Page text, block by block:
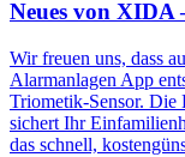
Neues von
Wir freuen uns, dass
Alarmanlagen App
Triometik-Sensor. Die
sichert Ihr
das schnell,